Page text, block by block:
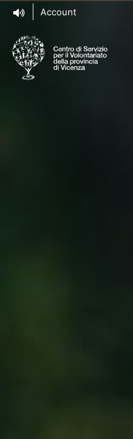
Account